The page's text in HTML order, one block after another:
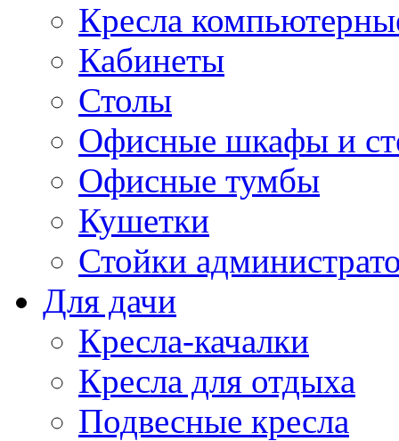
Кресла
Кабинеты
Столы
Офисные шкафы и
Офисные тумбы
Кушетки
Стойки
Для дачи
Кресла-качалки
Кресла для отдыха
Подвесные кресла